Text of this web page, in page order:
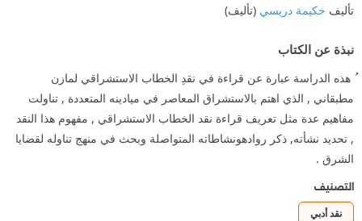
تأليف حكيمة دريسي (تأليف)
نبذة عن الكتاب
ُ هذه الدراسة عبارة عن قراءة في نقدِ الخطاب الاستشراقي لمازن
مطبقاني , الذي اهتم بالاستشراق المعاصر في ميادينه المتعددة , تناولت
مفاهيم عدة مثل تعريف قراءة نقد الخطاب الاستشراقي , مفهوم هذا النقد
, تحديد نشأته, ذكر روادهونشاطاته المتواصلة وبحث في منهج تناوله لقضايا
الشرق .
التصنيف
نقد أدبي